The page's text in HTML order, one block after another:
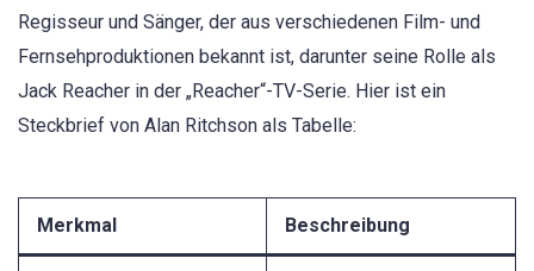
Regisseur und Sänger, der aus verschiedenen Film- und
Fernsehproduktionen bekannt ist, darunter seine Rolle als
Jack Reacher in der „Reacher“-TV-Serie. Hier ist ein
Steckbrief von Alan Ritchson als Tabelle:
Merkmal Beschreibung